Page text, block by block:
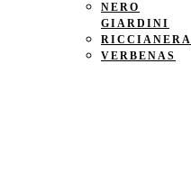
NERO
GIARDINI
RICCIANERA
VERBENAS